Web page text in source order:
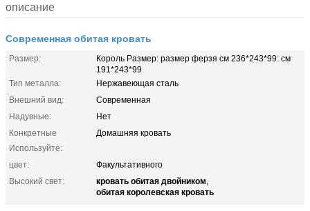
описание
Современная обитая кровать
Размер:
Король Размер: размер ферзя см 236*243*99: см
191*243*99
Тип металла:
Нержавеющая сталь
Внешний вид:
Современная
Надувные:
Нет
Конкретные
Используйте:
Домашняя кровать
цвет:
Факультативного
Высокий свет:
кровать обитая двойником,
обитая королевская кровать